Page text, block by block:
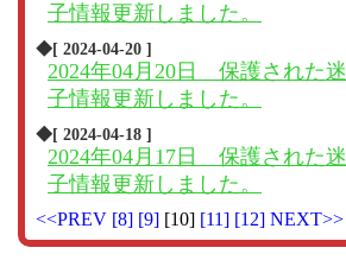
子情報更新しました。
◆[ 2024-04-20 ]
2024年04月20日 保護された迷
子情報更新しました。
◆[ 2024-04-18 ]
2024年04月17日 保護された迷
子情報更新しました。
<<PREV [8] [9] [10] [11] [12] NEXT>>